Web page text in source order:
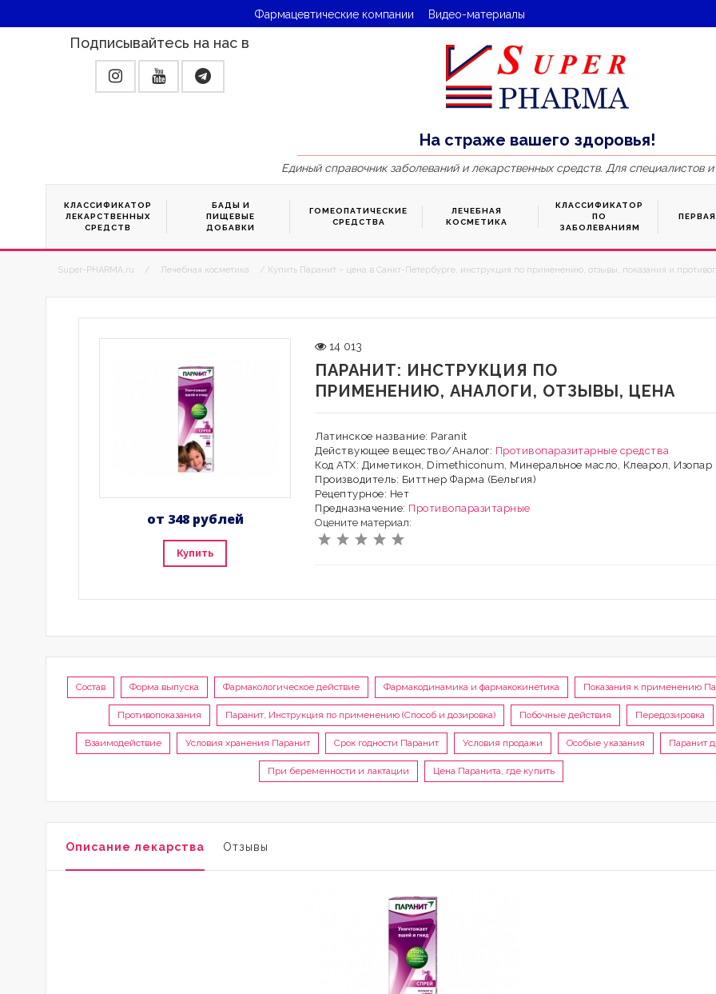
Фармацевтические компании Видео-материалы
Подписывайтесь на нас в
На страже вашего здоровья!
Единый справочник заболеваний и лекарственных средств. Для специалистов
КЛАССИФИКАТОР
ЛЕКАРСТВЕННЫХ
СРЕДСТВ
БАДЫ И
ПИЩЕВЫЕ
ДОБАВКИ
ГОМЕОПАТИЧЕСКИЕ
СРЕДСТВА
ЛЕЧЕБНАЯ
КОСМЕТИКА
КЛАССИФИКАТОР
ПО
ЗАБОЛЕВАНИЯМ
Super-PHARMA.ru / Лечебная косметика / Купить Паранит – цена в Санкт-Петербурге, инструкция по применению, отзывы, показания и
от 348 рублей
Купить
14 013
ПАРАНИТ: ИНСТРУКЦИЯ ПО
ПРИМЕНЕНИЮ, АНАЛОГИ, ОТЗЫВЫ, ЦЕНА
Латинское название: Paranit
Действующее вещество/Аналог: Противопаразитарные средства
Код АТХ: Диметикон, Dimethiconum, Минеральное масло, Клеарол, Изопар
Производитель: Биттнер Фарма (Бельгия)
Рецептурное: Нет
Предназначение: Противопаразитарные
Оцените материал:
Состав Форма выпуска Фармакологическое действие Фармакодинамика и фармакокинетика Показания к применению
Противопоказания Паранит, Инструкция по применению (Способ и дозировка) Побочные действия Передозировка
Взаимодействие Условия хранения Паранит Срок годности Паранит Условия продажи Особые указания Паранит
При беременности и лактации Цена Паранита, где купить
Описание лекарства Отзывы